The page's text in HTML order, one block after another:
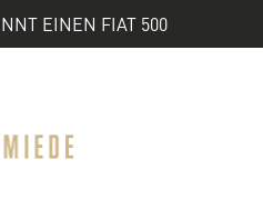
EINEN FIAT 500